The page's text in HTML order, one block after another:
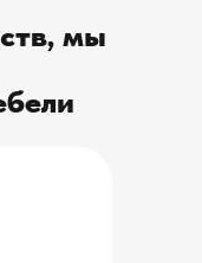
мы